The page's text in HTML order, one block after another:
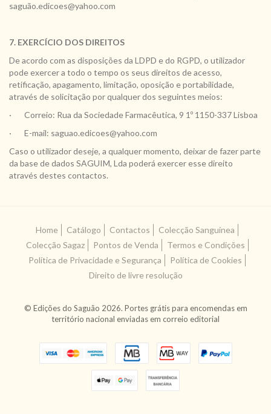
saguão.edicoes@yahoo.com
7. EXERCÍCIO DOS DIREITOS
De acordo com as disposições da LDPD e do RGPD, o utilizador
pode exercer a todo o tempo os seus direitos de acesso,
retificação, apagamento, limitação, oposição e portabilidade,
através de solicitação por qualquer dos seguintes meios:
· Correio: Rua da Sociedade Farmacêutica, 9 1º 1150-337 Lisboa
· E-mail: saguao.edicoes@yahoo.com
Caso o utilizador deseje, a qualquer momento, deixar de fazer parte
da base de dados SAGUIM, Lda poderá exercer esse direito
através destes contactos.
Home Catálogo Contactos
Colecção Sanguínea
Colecção Sagaz
Pontos de Venda
Termos e Condições
Política de Privacidade e Segurança
Política de Cookies
Direito de livre resolução
© Edições do Saguão 2026. Portes grátis para encomendas em
território nacional enviadas em correio editorial